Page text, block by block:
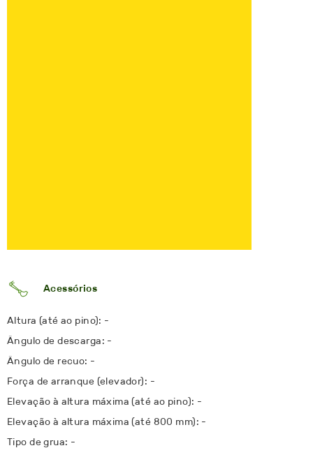
Acessórios
Altura (até ao pino): -
Ângulo de descarga: -
Ângulo de recuo: -
Força de arranque (elevador): -
Elevação à altura máxima (até ao pino): -
Elevação à altura máxima (até 800 mm): -
Tipo de grua: -